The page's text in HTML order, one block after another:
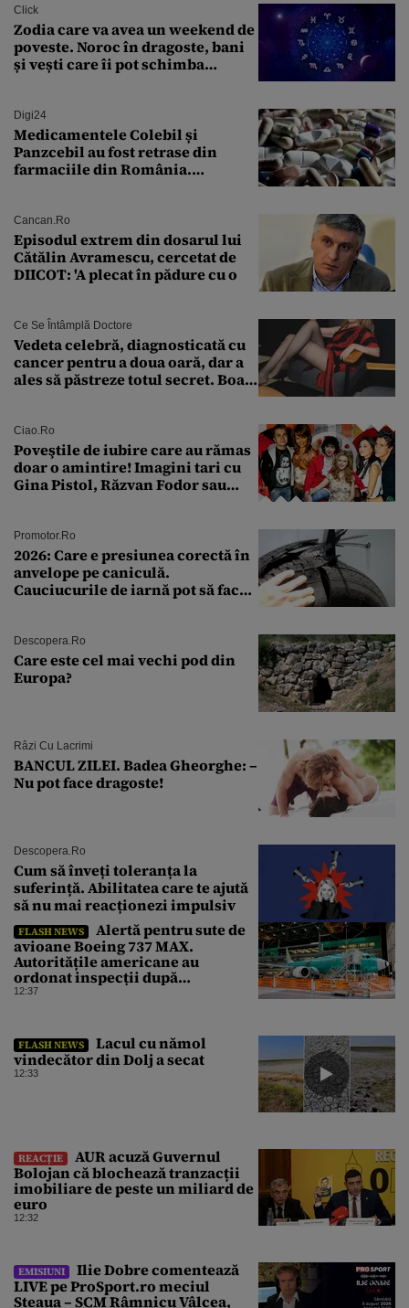
Click
Zodia care va avea un weekend de
poveste. Noroc în dragoste, bani
și vești care îi pot schimba
Digi24
Medicamentele Colebil și
Panzcebil au fost retrase din
farmaciile din România.
Cancan.ro
Episodul extrem din dosarul lui
Cătălin Avramescu, cercetat de
DIICOT: 'A plecat în pădure cu o
Ce Se Întâmplă Doctore
Vedeta celebră, diagnosticată cu
cancer pentru a doua oară, dar a
ales să păstreze totul secret. Boala
Ciao.ro
Poveştile de iubire care au rămas
doar o amintire! Imagini tari cu
Gina Pistol, Răzvan Fodor sau
Promotor.ro
2026: Care e presiunea corectă în
anvelope pe caniculă.
Cauciucurile de iarnă pot să facă
Descopera.ro
Care este cel mai vechi pod din
Europa?
Râzi Cu Lacrimi
BANCUL ZILEI. Badea Gheorghe: –
Nu pot face dragoste!
Descopera.ro
Cum să înveți toleranța la
suferință. Abilitatea care te ajută
să nu mai reacționezi impulsiv
FLASH NEWS
Alertă pentru sute de
avioane Boeing 737 MAX.
Autoritățile americane au
ordonat inspecții după
descoperirea unor fisuri în
12:37
FLASH NEWS
Lacul cu nămol
vindecător din Dolj a secat
12:33
REACȚIE
AUR acuză Guvernul
Bolojan că blochează tranzacții
imobiliare de peste un miliard de
euro
12:32
EMISIUNI
Ilie Dobre comentează
LIVE pe ProSport.ro meciul
Steaua – SCM Râmnicu Vâlcea,